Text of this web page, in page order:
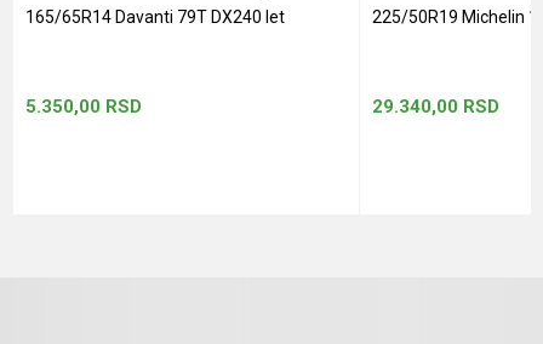
165/65R14 Davanti 79T DX240 let
5.350,00 RSD
225/50R19 Michelin
29.340,00 RSD